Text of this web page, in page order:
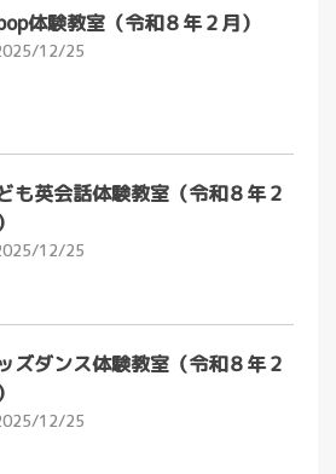
体験教室（令和８年２月）
12/25
も英会話体験教室（令和８年２
12/25
ズダンス体験教室（令和８年２
12/25